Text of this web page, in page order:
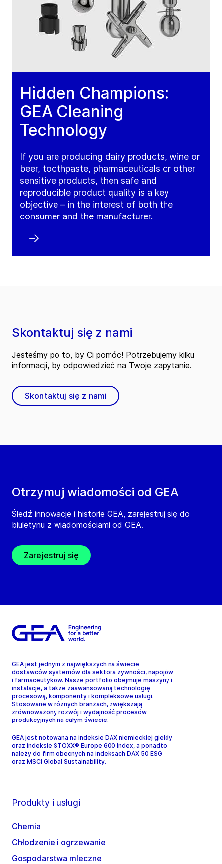
Hidden Champions:
GEA Cleaning
Technology
If you are producing dairy products, wine or
beer, toothpaste, pharmaceuticals or other
sensitive products, then safe and
reproducible product quality is a key
objective – in the interest of both the
consumer and the manufacturer.
Otrzymuj wiadomości od GEA
Śledź innowacje i historie GEA, zarejestruj się do
biuletynu z wiadomościami od GEA.
Zarejestruj się
Skontaktuj się z nami
Jesteśmy po to, by Ci pomóc! Potrzebujemy kilku
informacji, by odpowiedzieć na Twoje zapytanie.
Skontaktuj się z nami
GEA jest jednym z największych na świecie
dostawców systemów dla sektora żywności, napojów
i farmaceutyków. Nasze portfolio obejmuje maszyny i
instalacje, a także zaawansowaną technologię
procesową, komponenty i kompleksowe usługi.
Stosowane w różnych branżach, zwiększają
zrównoważony rozwój i wydajność procesów
produkcyjnych na całym świecie.
GEA jest notowana na indeksie DAX niemieckiej giełdy
oraz indeksie STOXX® Europe 600 Index, a ponadto
należy do firm obecnych na indeksach DAX 50 ESG
oraz MSCI Global Sustainability.
Produkty i usługi
Chemia
Chłodzenie i ogrzewanie
Gospodarstwa mleczne